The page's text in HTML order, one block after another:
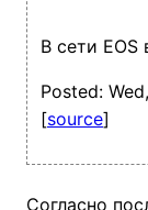
В сети
Posted:
[source]
Согласно